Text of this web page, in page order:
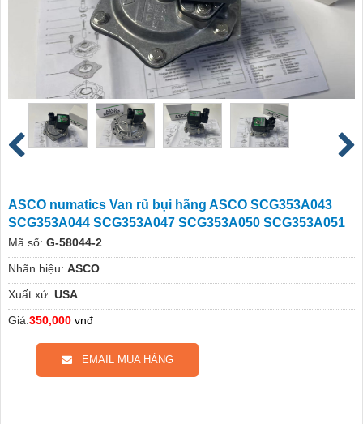
ASCO numatics Van rũ bụi hãng ASCO SCG353A043
SCG353A044 SCG353A047 SCG353A050 SCG353A051
Mã số: G-58044-2
Nhãn hiệu: ASCO
Xuất xứ: USA
Giá:350,000 vnđ
EMAIL MUA HÀNG